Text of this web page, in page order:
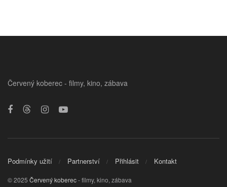
Červený koberec - filmy, kino, zábava
Podmínky užití Partnerství Přihlásit Kontakt
© 2025 Červený koberec- filmy, kino, zábava